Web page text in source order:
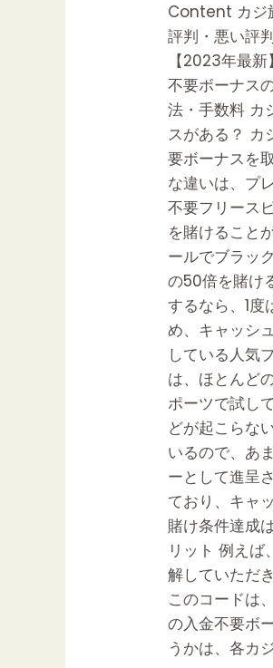
Content カジ
評判・悪い評
【2023年最
不要ボーナス
法・手数料 カ
スがある？ カ
要ボーナスを
な違いは、プ
不要フリース
を賭けること
ールでブラッ
の50倍を賭け
するなら、1
め、キャッシ
している人気
は、ほとんど
ポーツで試し
どが起こらな
いるので、あ
ーとして進呈
ており、キャ
賭け条件達成
リット 例え
解していただ
このコードは
の入金不要ボ
うかは、各カ
ジ
旅
の
40
ド
ル
入
金
不
要
ボ
ー
ナ
ス
の
受
け
取
り
方！
注
意
点
に
つ
い
て